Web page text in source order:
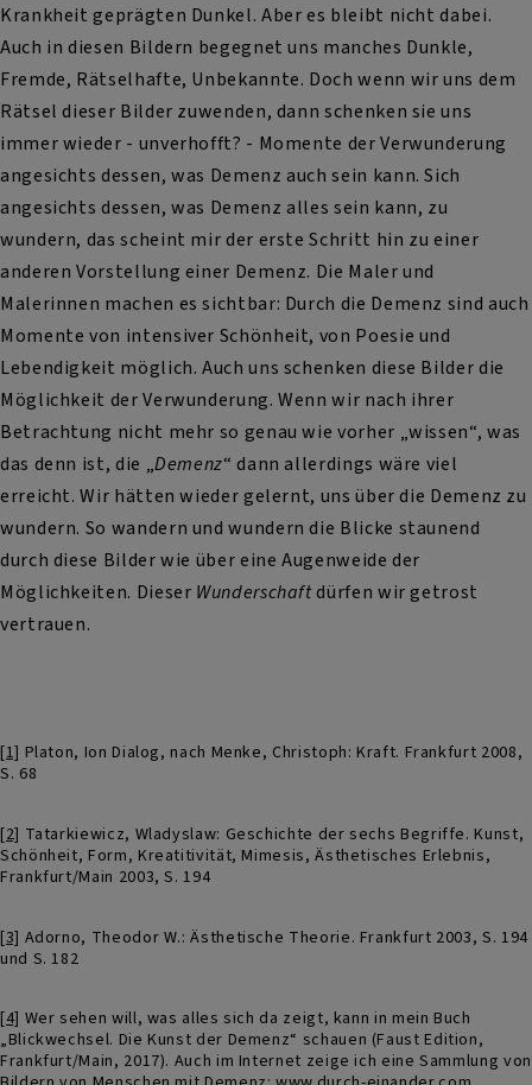
Krankheit geprägten Dunkel. Aber es bleibt nicht dabei.
Auch in diesen Bildern begegnet uns manches Dunkle,
Fremde, Rätselhafte, Unbekannte. Doch wenn wir uns dem
Rätsel dieser Bilder zuwenden, dann schenken sie uns
immer wieder - unverhofft? - Momente der Verwunderung
angesichts dessen, was Demenz auch sein kann. Sich
angesichts dessen, was Demenz alles sein kann, zu
wundern, das scheint mir der erste Schritt hin zu einer
anderen Vorstellung einer Demenz. Die Maler und
Malerinnen machen es sichtbar: Durch die Demenz sind auch
Momente von intensiver Schönheit, von Poesie und
Lebendigkeit möglich. Auch uns schenken diese Bilder die
Möglichkeit der Verwunderung. Wenn wir nach ihrer
Betrachtung nicht mehr so genau wie vorher „wissen“, was
das denn ist, die „Demenz“ dann allerdings wäre viel
erreicht. Wir hätten wieder gelernt, uns über die Demenz zu
wundern. So wandern und wundern die Blicke staunend
durch diese Bilder wie über eine Augenweide der
Möglichkeiten. Dieser Wunderschaftdürfen wir getrost
vertrauen.
[1] Platon, Ion Dialog, nach Menke, Christoph: Kraft. Frankfurt 2008,
S. 68
[2] Tatarkiewicz, Wladyslaw: Geschichte der sechs Begriffe. Kunst,
Schönheit, Form, Kreatitivität, Mimesis, Ästhetisches Erlebnis,
Frankfurt/Main 2003, S. 194
[3] Adorno, Theodor W.: Ästhetische Theorie. Frankfurt 2003, S. 194
und S. 182
[4] Wer sehen will, was alles sich da zeigt, kann in mein Buch
„Blickwechsel. Die Kunst der Demenz“ schauen (Faust Edition,
Frankfurt/Main, 2017). Auch im Internet zeige ich eine Sammlung von